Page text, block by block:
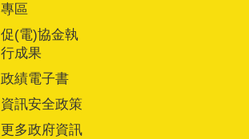
專區
促(電)協金執
行成果
政績電子書
資訊安全政策
更多政府資訊